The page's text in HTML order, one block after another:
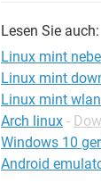
Lesen Sie auch:
Linux mint
Linux mint
Linux mint
Arch linux -
Windows 10
Android